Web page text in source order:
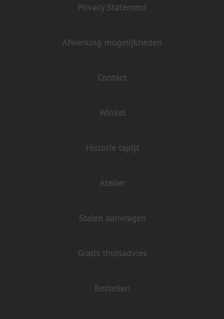
Privacy Statement
Afwerking mogelijkheden
Contact
Winkel
Historie tapijt
Atelier
Stalen aanvragen
Gratis thuisadvies
Bestellen